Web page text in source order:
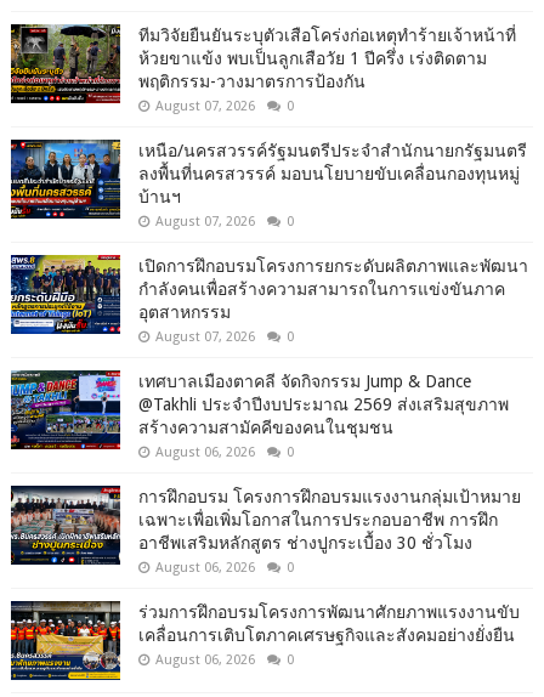
ทีมวิจัยยืนยันระบุตัวเสือโคร่งก่อเหตุทำร้ายเจ้าหน้าที่
ห้วยขาแข้ง พบเป็นลูกเสือวัย 1 ปีครึ่ง เร่งติดตาม
พฤติกรรม-วางมาตรการป้องกัน
August 07, 2026 0
เหนือ/นครสวรรค์รัฐมนตรีประจำสำนักนายกรัฐมนตรี
ลงพื้นที่นครสวรรค์ มอบนโยบายขับเคลื่อนกองทุนหมู่
บ้านฯ
August 07, 2026 0
เปิดการฝึกอบรมโครงการยกระดับผลิตภาพและพัฒนา
กำลังคนเพื่อสร้างความสามารถในการแข่งขันภาค
อุตสาหกรรม
August 07, 2026 0
เทศบาลเมืองตาคลี จัดกิจกรรม Jump & Dance
@Takhli ประจำปีงบประมาณ 2569 ส่งเสริมสุขภาพ
สร้างความสามัคคีของคนในชุมชน
August 06, 2026 0
การฝึกอบรม โครงการฝึกอบรมแรงงานกลุ่มเป้าหมาย
เฉพาะเพื่อเพิ่มโอกาสในการประกอบอาชีพ การฝึก
อาชีพเสริมหลักสูตร ช่างปูกระเบื้อง 30 ชั่วโมง
August 06, 2026 0
ร่วมการฝึกอบรมโครงการพัฒนาศักยภาพแรงงานขับ
เคลื่อนการเติบโตภาคเศรษฐกิจและสังคมอย่างยั่งยืน
August 06, 2026 0